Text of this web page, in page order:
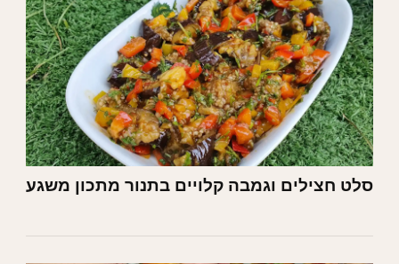
סלט חצילים וגמבה קלויים בתנור מתכון משגע